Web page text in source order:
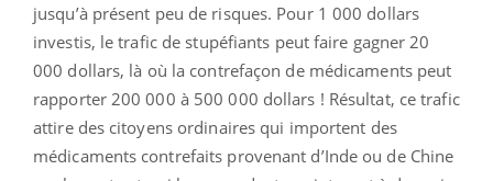
jusqu’à présent peu de risques. Pour 1 000 dollars
investis, le trafic de stupéfiants peut faire gagner 20
000 dollars, là où la contrefaçon de médicaments peut
rapporter 200 000 à 500 000 dollars ! Résultat, ce trafic
attire des citoyens ordinaires qui importent des
médicaments contrefaits provenant d’Inde ou de Chine